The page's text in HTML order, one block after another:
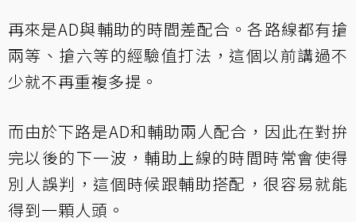
再來是AD與輔助的時間差配合。各路線都有搶
兩等、搶六等的經驗值打法，這個以前講過不
少就不再重複多提。
而由於下路是AD和輔助兩人配合，因此在對拚
完以後的下一波，輔助上線的時間時常會使得
別人誤判，這個時候跟輔助搭配，很容易就能
得到一顆人頭。